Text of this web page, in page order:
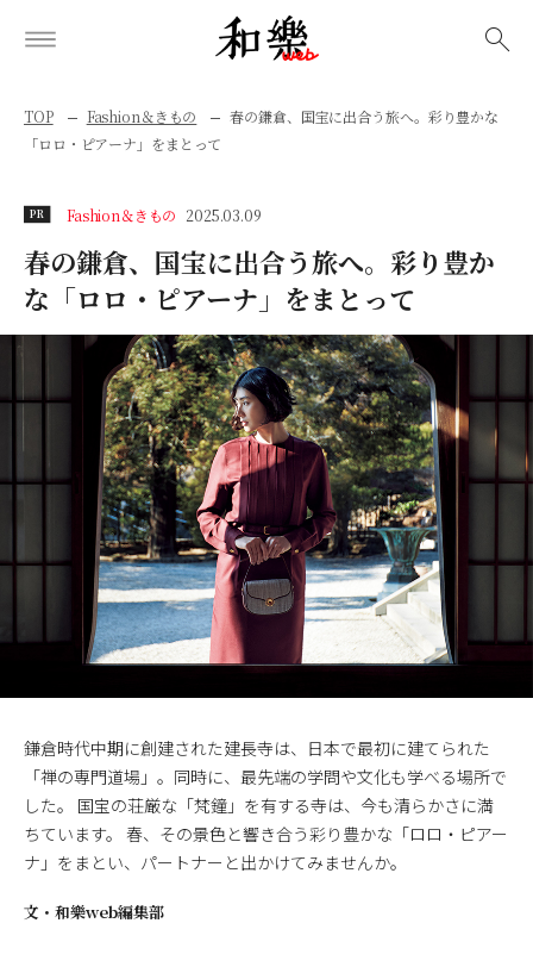
TOP Fashion＆きもの
春の鎌倉、国宝に出合う旅へ。彩り豊かな
「ロロ・ピアーナ」をまとって
PR Fashion＆きもの 2025.03.09
春の鎌倉、国宝に出合う旅へ。彩り豊か
な「ロロ・ピアーナ」をまとって
鎌倉時代中期に創建された建長寺は、日本で最初に建てられた
「禅の専門道場」。同時に、最先端の学問や文化も学べる場所で
した。 国宝の荘厳な「梵鐘」を有する寺は、今も清らかさに満
ちています。 春、その景色と響き合う彩り豊かな「ロロ・ピアー
ナ」をまとい、パートナーと出かけてみませんか。
文・ 和樂web編集部